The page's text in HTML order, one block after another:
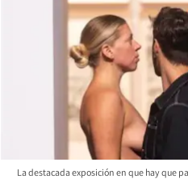
La destacada exposición en que hay que